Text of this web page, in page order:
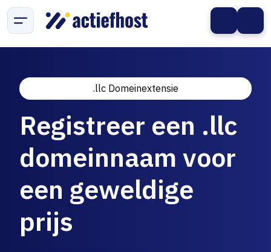
.llc Domeinextensie
Registreer een .llc
domeinnaam voor
een geweldige
prijs